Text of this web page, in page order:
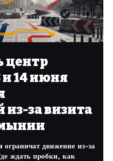
центр
14 июня
за визита
движение из-за
ждать пробки, как